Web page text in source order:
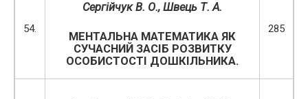
54.
Сергійчук В. О., Швець Т. А.
МЕНТАЛЬНА МАТЕМАТИКА ЯК
СУЧАСНИЙ ЗАСІБ РОЗВИТКУ
ОСОБИСТОСТІ ДОШКІЛЬНИКА.
285